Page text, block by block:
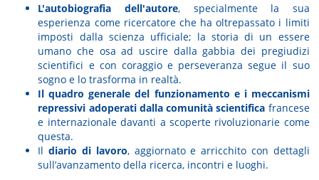
L'autobiografia dell'autore, specialmente la sua
esperienza come ricercatore che ha oltrepassato i limiti
imposti dalla scienza ufficiale; la storia di un essere
umano che osa ad uscire dalla gabbia dei pregiudizi
scientifici e con coraggio e perseveranza segue il suo
sogno e lo trasforma in realtà.
Il quadro generale del funzionamento e i meccanismi
repressivi adoperati dalla comunità scientifica francese
e internazionale davanti a scoperte rivoluzionarie come
questa.
Ildiario di lavoro, aggiornato e arricchito con dettagli
sull’avanzamento della ricerca, incontri e luoghi.